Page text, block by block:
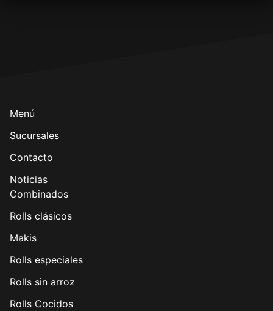
Menú
Sucursales
Contacto
Noticias
Combinados
Rolls clásicos
Makis
Rolls especiales
Rolls sin arroz
Rolls Cocidos